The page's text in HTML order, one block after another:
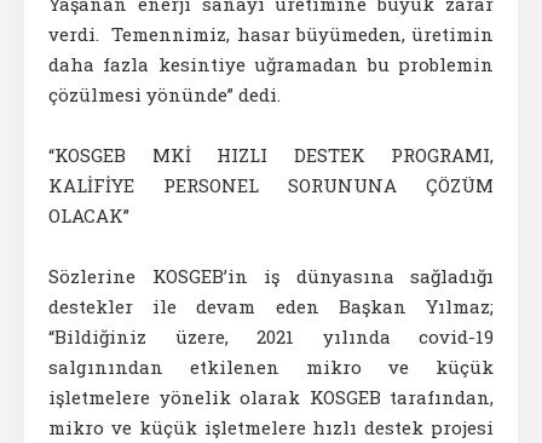
verdi. Temennimiz, hasar büyümeden, üretimin
daha fazla kesintiye uğramadan bu problemin
çözülmesi yönünde” dedi.
“KOSGEB MKİ HIZLI DESTEK PROGRAMI,
KALİFİYE PERSONEL SORUNUNA ÇÖZÜM
OLACAK”
Sözlerine KOSGEB’in iş dünyasına sağladığı
destekler ile devam eden Başkan Yılmaz;
“Bildiğiniz üzere, 2021 yılında covid-19
salgınından etkilenen mikro ve küçük
işletmelere yönelik olarak KOSGEB tarafından,
mikro ve küçük işletmelere hızlı destek projesi